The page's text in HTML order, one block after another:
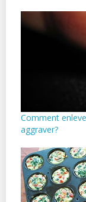
Comment
aggraver?